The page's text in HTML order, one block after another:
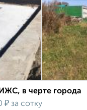
в черте города
₽ за сотку